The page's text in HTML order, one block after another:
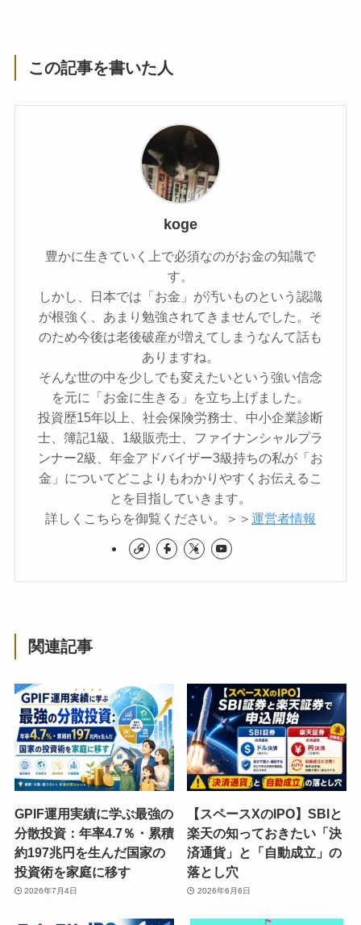
この記事を書いた人
koge
豊かに生きていく上で必須なのがお金の知識で
す。
しかし、日本では「お金」が汚いものという認識
が根強く、あまり勉強されてきませんでした。そ
のため今後は老後破産が増えてしまうなんて話も
ありますね。
そんな世の中を少しでも変えたいという強い信念
を元に「お金に生きる」を立ち上げました。
投資歴15年以上、社会保険労務士、中小企業診断
士、簿記1級、1級販売士、ファイナンシャルプラ
ンナー2級、年金アドバイザー3級持ちの私が「お
金」についてどこよりもわかりやすくお伝えるこ
とを目指していきます。
詳しくこちらを御覧ください。＞＞ 運営者情報
関連記事
GPIF運用実績に学ぶ最強の
分散投資：年率4.7％・累積
約197兆円を生んだ国家の
投資術を家庭に移す
2026年7月4日
【スペースXのIPO】SBIと
楽天の知っておきたい「決
済通貨」と「自動成立」の
落とし穴
2026年6月6日